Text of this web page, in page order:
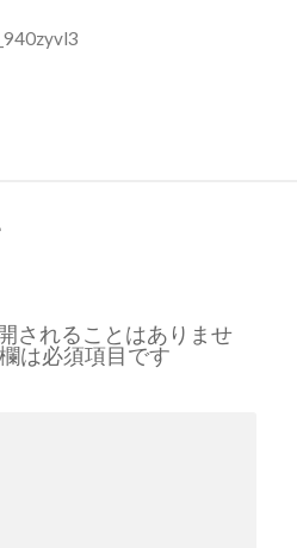
されることはありませ
は必須項目です